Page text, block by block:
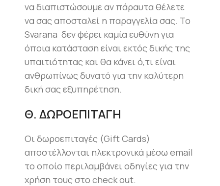
να διαπιστώσουμε αν πάραυτα θέλετε
να σας αποσταλεί η παραγγελία σας. Το
Svarana δεν φέρει καμία ευθύνη για
όποια κατάσταση είναι εκτός δικής της
υπαιτιότητας και θα κάνει ό,τι είναι
ανθρωπίνως δυνατό για την καλύτερη
δική σας εξυπηρέτηση.
Θ. ΔΩΡΟΕΠΙΤΑΓΗ
Οι δωροεπιταγές (Gift Cards)
αποστέλλονται ηλεκτρονικά μέσω email
το οποίο περιλαμβάνει οδηγίες για την
χρήση τους στο check out.